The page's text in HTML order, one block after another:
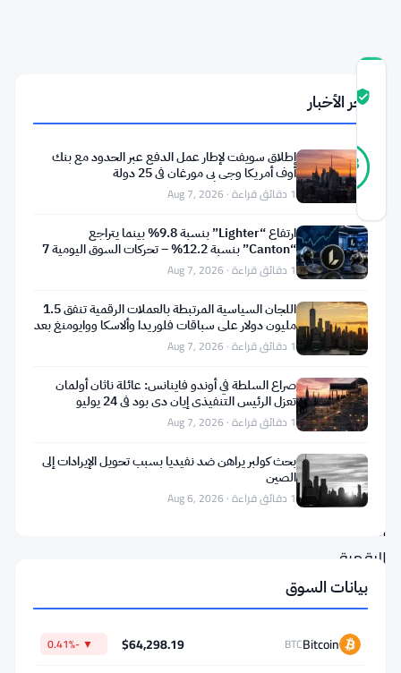
ثقة
المجتمع
93
%
حقيقي
موثّق
أصوات
آخر تحديث 1 شهر مضت
أفاد
دونالد
ترامب
بتحقيق
دخل
بقيمة
1.4
مليار
دولار
من
العملات
الرقمية
لعام
2025.
آخر الأخبار
إطلاق سويفت لإطار عمل الدفع عبر الحدود مع بنك
أوف أمريكا وجي بي مورغان في 25 دولة
1 دقائق قراءة · Aug 7, 2026
ارتفاع “Lighter” بنسبة 9.8% بينما يتراجع
“Canton” بنسبة 12.2% – تحركات السوق اليومية 7
أغسطس1 دقائق قراءة · Aug 7, 2026
اللجان السياسية المرتبطة بالعملات الرقمية تنفق 1.5
مليون دولار على سباقات فلوريدا وألاسكا ووايومنغ بعد
تعثر1 دقائق قراءة · Aug 7, 2026
صراع السلطة في أوندو فاينانس: عائلة ناثان أولمان
تعزل الرئيس التنفيذي إيان دي بود في 24 يوليو
1 دقائق قراءة · Aug 7, 2026
بحث كولبر يراهن ضد نفيديا بسبب تحويل الإيرادات إلى
الصين
1 دقائق قراءة · Aug 6, 2026
بيانات السوق
Bitcoin
BTC
$64,298.19
▼ -0.41%